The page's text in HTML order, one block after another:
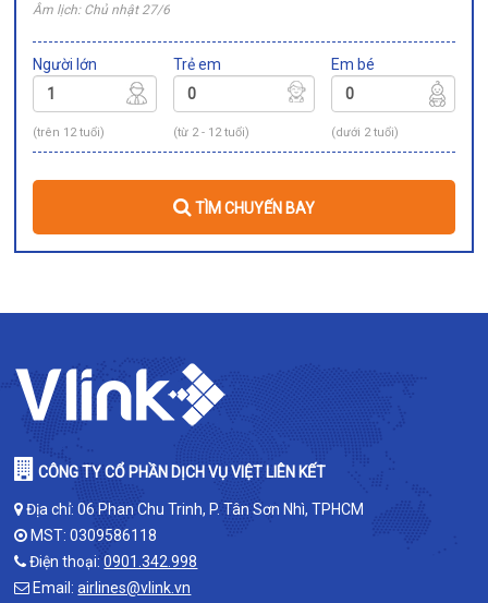
Âm lịch: Chủ nhật 27/6
Người lớn
(trên 12 tuổi)
Trẻ em
(từ 2 - 12 tuổi)
Em bé
(dưới 2 tuổi)
TÌM CHUYẾN BAY
CÔNG TY CỔ PHẦN DỊCH VỤ VIỆT LIÊN KẾT
Địa chỉ: 06 Phan Chu Trinh, P. Tân Sơn Nhì, TPHCM
MST: 0309586118
Điện thoại:0901.342.998
Email:airlines@vlink.vn